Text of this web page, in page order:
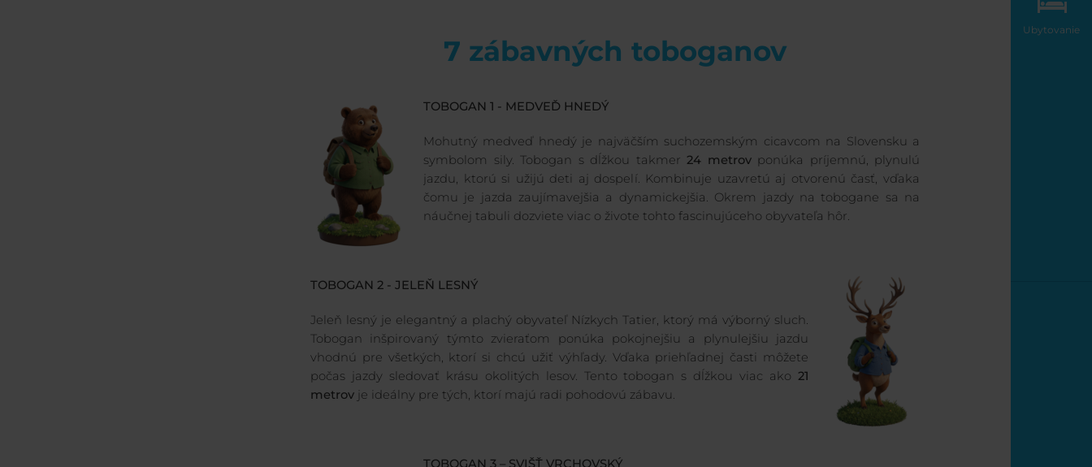
Ubytovanie
7 zábavných toboganov
TOBOGAN 1 - MEDVEĎ HNEDÝ
Mohutný medveď hnedý je najväčším suchozemským cicavcom na Slovensku a
symbolom sily. Tobogan s dĺžkou takmer 24 metrovponúka príjemnú, plynulú
jazdu, ktorú si užijú deti aj dospelí. Kombinuje uzavretú aj otvorenú časť, vďaka
čomu je jazda zaujímavejšia a dynamickejšia. Okrem jazdy na tobogane sa na
náučnej tabuli dozviete viac o živote tohto fascinujúceho obyvateľa hôr.
TOBOGAN 2 - JELEŇ LESNÝ
Jeleň lesný je elegantný a plachý obyvateľ Nízkych Tatier, ktorý má výborný sluch.
Tobogan inšpirovaný týmto zvieraťom ponúka pokojnejšiu a plynulejšiu jazdu
vhodnú pre všetkých, ktorí si chcú užiť výhľady. Vďaka priehľadnej časti môžete
počas jazdy sledovať krásu okolitých lesov. Tento tobogan s dĺžkou viac ako 21
metrov je ideálny pre tých, ktorí majú radi pohodovú zábavu.
TOBOGAN 3 – SVIŠŤ VRCHOVSKÝ